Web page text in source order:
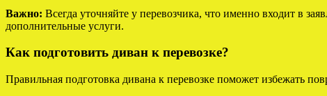
Важно: Всегда уточняйте у перевозчика, что именно входит в
дополнительные услуги.
Как подготовить диван к перевозке?
Правильная подготовка дивана к перевозке поможет избежать